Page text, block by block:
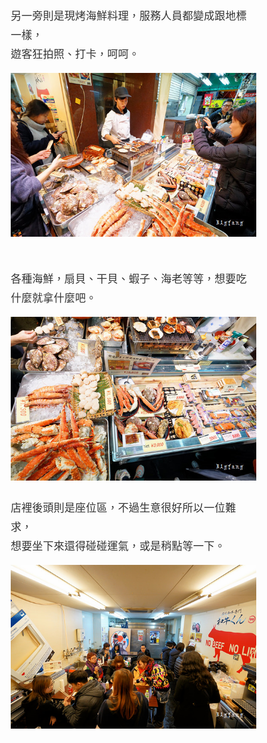
另一旁則是現烤海鮮料理，服務人員都變成跟地標
一樣，
遊客狂拍照、打卡，呵呵。
各種海鮮，扇貝、干貝、蝦子、海老等等，想要吃
什麼就拿什麼吧。
店裡後頭則是座位區，不過生意很好所以一位難
求，
想要坐下來還得碰碰運氣，或是稍點等一下。